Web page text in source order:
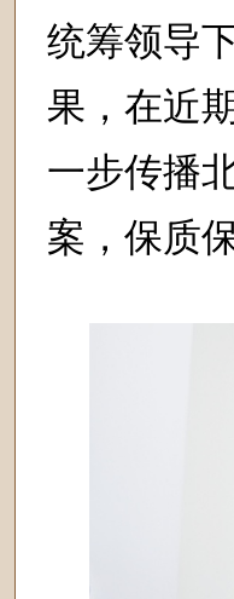
统筹领导
果，在近
一步传播
案，保质